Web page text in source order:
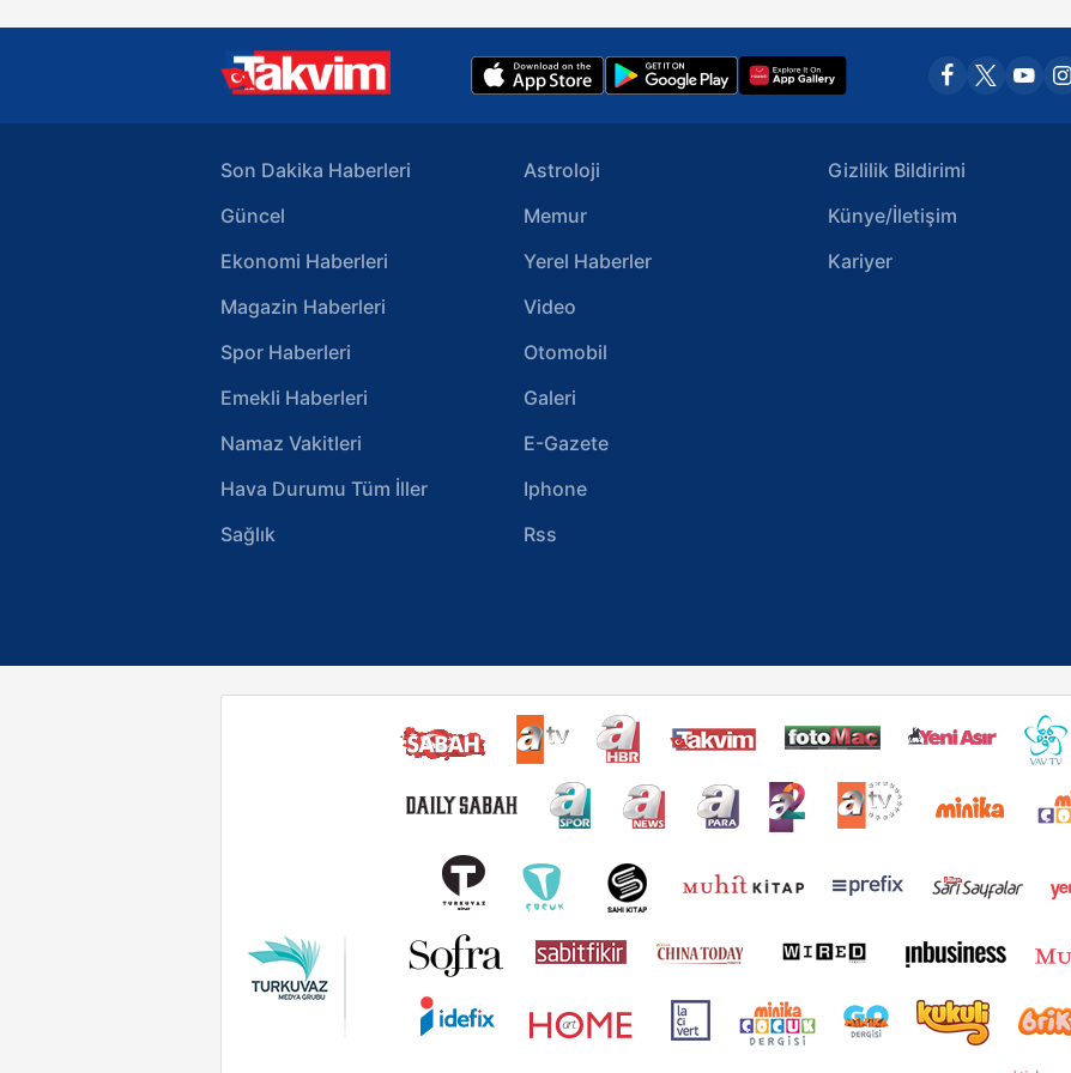
Son Dakika Haberleri
Güncel
Ekonomi Haberleri
Magazin Haberleri
Spor Haberleri
Emekli Haberleri
Namaz Vakitleri
Hava Durumu Tüm İller
Sağlık
Astroloji
Memur
Yerel Haberler
Video
Otomobil
Galeri
E-Gazete
Iphone
Rss
Gizlilik Bildirimi
Künye/İletişim
Kariyer